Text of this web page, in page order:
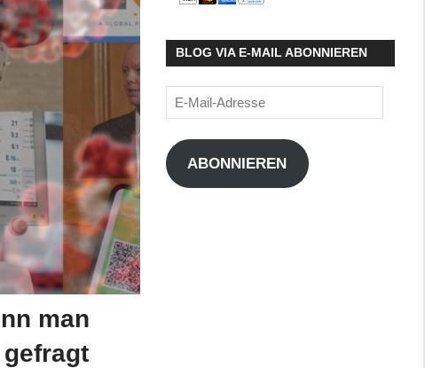
man
BLOG VIA E-MAIL ABONNIEREN
E-
Mail-
Adresse
ABONNIEREN